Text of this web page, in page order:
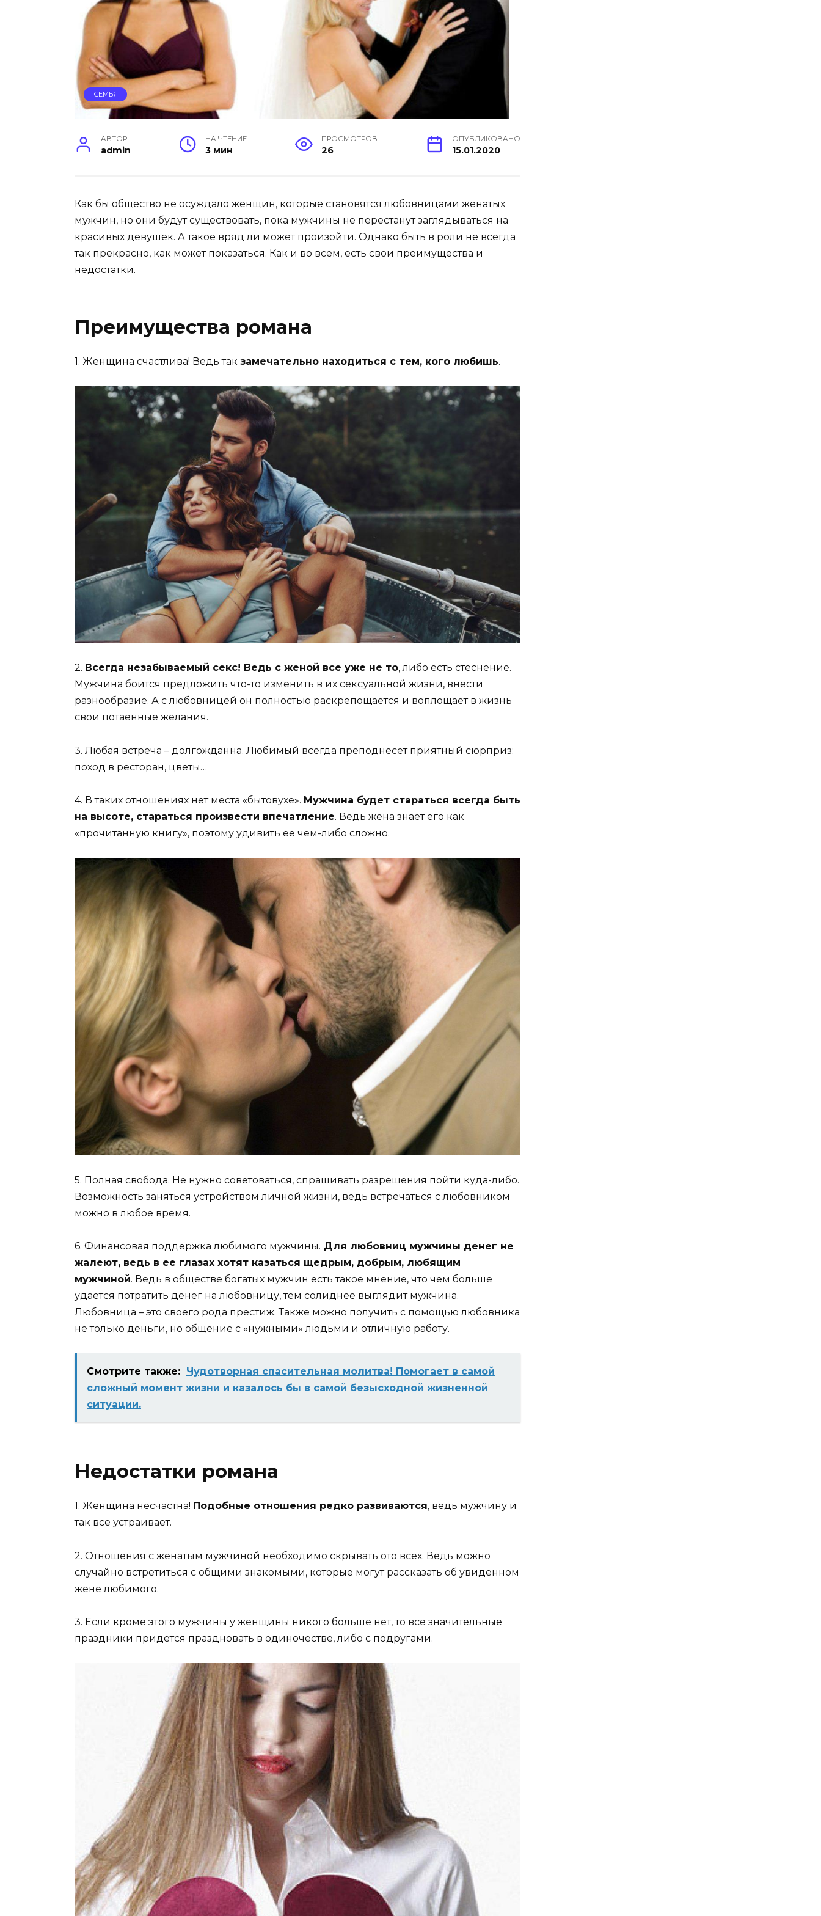
СЕМЬЯ
АВТОР
admin
НА ЧТЕНИЕ
3 мин
ПРОСМОТРОВ
26
ОПУБЛИКОВАНО
15.01.2020
Как бы общество не осуждало женщин, которые становятся любовницами женатых
мужчин, но они будут существовать, пока мужчины не перестанут заглядываться на
красивых девушек. А такое вряд ли может произойти. Однако быть в роли не всегда
так прекрасно, как может показаться. Как и во всем, есть свои преимущества и
недостатки.
Преимущества романа
1. Женщина счастлива! Ведь так замечательно находиться с тем, кого любишь.
2. Всегда незабываемый секс! Ведь с женой все уже не то, либо есть стеснение.
Мужчина боится предложить что-то изменить в их сексуальной жизни, внести
разнообразие. А с любовницей он полностью раскрепощается и воплощает в жизнь
свои потаенные желания.
3. Любая встреча – долгожданна. Любимый всегда преподнесет приятный сюрприз:
поход в ресторан, цветы…
4. В таких отношениях нет места «бытовухе». Мужчина будет стараться всегда быть
на высоте, стараться произвести впечатление. Ведь жена знает его как
«прочитанную книгу», поэтому удивить ее чем-либо сложно.
5. Полная свобода. Не нужно советоваться, спрашивать разрешения пойти куда-либо.
Возможность заняться устройством личной жизни, ведь встречаться с любовником
можно в любое время.
6. Финансовая поддержка любимого мужчины. Для любовниц мужчины денег не
жалеют, ведь в ее глазах хотят казаться щедрым, добрым, любящим
мужчиной. Ведь в обществе богатых мужчин есть такое мнение, что чем больше
удается потратить денег на любовницу, тем солиднее выглядит мужчина.
Любовница – это своего рода престиж. Также можно получить с помощью любовника
не только деньги, но общение с «нужными» людьми и отличную работу.
Смотрите также: Чудотворная спасительная молитва! Помогает в самой
сложный момент жизни и казалось бы в самой безысходной жизненной
ситуации.
Недостатки романа
1. Женщина несчастна! Подобные отношения редко развиваются, ведь мужчину и
так все устраивает.
2. Отношения с женатым мужчиной необходимо скрывать ото всех. Ведь можно
случайно встретиться с общими знакомыми, которые могут рассказать об увиденном
жене любимого.
3. Если кроме этого мужчины у женщины никого больше нет, то все значительные
праздники придется праздновать в одиночестве, либо с подругами.